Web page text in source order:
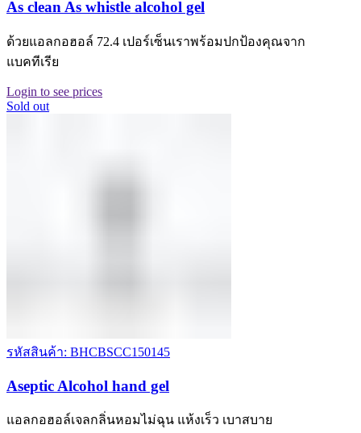
As clean As whistle alcohol gel
ด้วยแอลกอฮอล์ 72.4 เปอร์เซ็นเราพร้อมปกป้องคุณจาก
แบคทีเรีย
Login to see prices
Sold out
รหัสสินค้า: BHCBSCC150145
Aseptic Alcohol hand gel
แอลกอฮอล์เจลกลิ่นหอมไม่ฉุน แห้งเร็ว เบาสบาย